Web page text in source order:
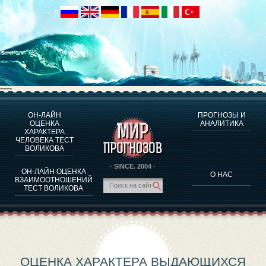
----
ОН-ЛАЙН
ОЦЕНКА
ХАРАКТЕРА
ЧЕЛОВЕКА ТЕСТ
ВОЛИКОВА
ОН-ЛАЙН ОЦЕНКА
ВЗАИМООТНОШЕНИЙ
ТЕСТ ВОЛИКОВА
· SINCE. 2004 ·
ПРОГНОЗЫ И
АНАЛИТИКА
О НАС
О ПРОГРАММЕ
ОЦЕНКА ХАРАКТЕРA ЧЕЛОВЕКА
ОЦЕНКА ХАРАКТЕРА ВЫДАЮЩИХСЯ ЛИЧНОСТЕЙ
О ПРОГРАММЕ
ТЕСТ НА СОВМЕСТИМОСТЬ ВОЛИКОВА
ПРОГНОЗЫ И АНАЛИТИКА
ОЦЕНКА ХАРАКТЕРА ВЫДАЮЩИХСЯ